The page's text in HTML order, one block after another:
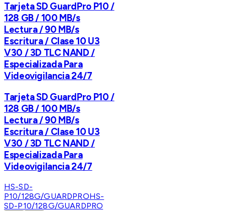
Tarjeta SD GuardPro P10 /
128 GB / 100 MB/s
Lectura / 90 MB/s
Escritura / Clase 10 U3
V30 / 3D TLC NAND /
Especializada Para
Videovigilancia 24/7
Tarjeta SD GuardPro P10 /
128 GB / 100 MB/s
Lectura / 90 MB/s
Escritura / Clase 10 U3
V30 / 3D TLC NAND /
Especializada Para
Videovigilancia 24/7
HS-SD-
P10/128G/GUARDPROHS-
SD-P10/128G/GUARDPRO